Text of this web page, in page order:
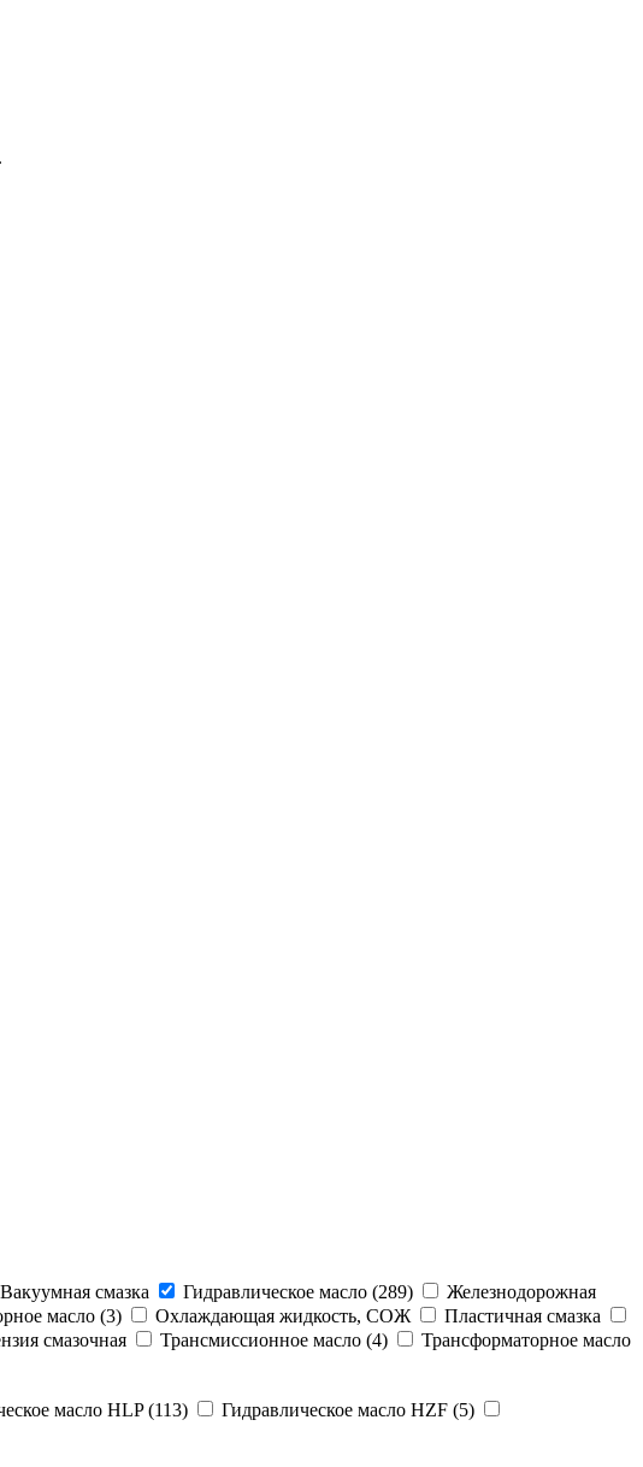
Вакуумная смазка Гидравлическое масло (289)
Железнодорожная
масло (3) Охлаждающая жидкость, СОЖ
Пластичная смазка
смазочная Трансмиссионное масло (4)
Трансформаторное масло
масло HLP (113)
Гидравлическое масло HZF (5)